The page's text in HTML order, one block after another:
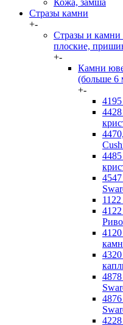
Кожа, замша
Стразы камни
+-
Стразы и камни
плоские,
+-
Камни
(больше 6
+-